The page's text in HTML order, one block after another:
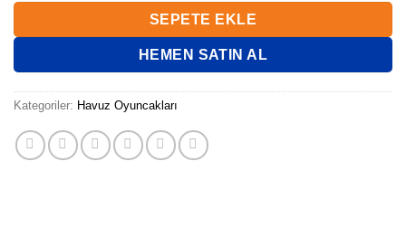
SEPETE EKLE
HEMEN SATIN AL
Kategoriler: Havuz Oyuncakları